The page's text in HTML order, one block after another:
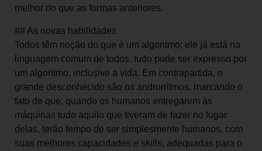
melhor do que as formas anteriores.
## As novas habilidades
Todos têm noção do que é um algoritmo; ele já está na
linguagem comum de todos, tudo pode ser expresso por
um algoritmo, inclusive a vida. Em contrapartida, o
grande desconhecido são os androrritmos, marcando o
fato de que, quando os humanos entregarem às
máquinas tudo aquilo que tiveram de fazer no lugar
delas, terão tempo de ser simplesmente humanos, com
suas melhores capacidades e skills, adequadas para o